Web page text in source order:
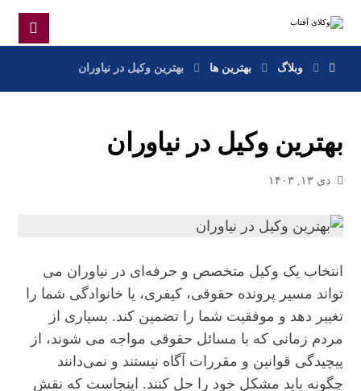
وبلاگ بهترین ها بهترین وکیل در نیاوران
بهترین وکیل در نیاوران
دی ۱۳, ۱۴۰۳
انتخاب یک وکیل متخصص و حرفه‌ای در نیاوران می‌
تواند مسیر پرونده حقوقی، کیفری، یا خانوادگی شما را
تغییر دهد و موفقیت شما را تضمین کند. بسیاری از
مردم زمانی که با مسائل حقوقی مواجه می‌ شوند، از
پیچیدگی قوانین و مقررات آگاه نیستند و نمی‌دانند
چگونه باید مشکل خود را حل کنند. اینجاست که نقش